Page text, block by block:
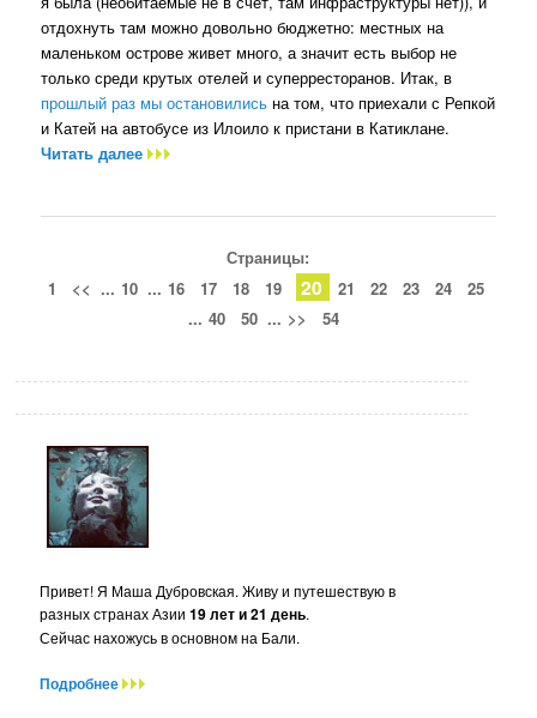
отдохнуть там можно довольно бюджетно: местных на
маленьком острове живет много, а значит есть выбор не
только среди крутых отелей и суперресторанов. Итак, в
прошлый раз мы остановились на том, что приехали с Репкой
и Катей на автобусе из Илоило к пристани в Катиклане.
Читать далее
Страницы:
1
<< ... 10 ... 16 17 18 19 20 21 22 23 24
25
... 40 50 ... >> 54
Привет! Я Маша Дубровская. Живу и путешествую в
разных странах Азии19 лет и 21 день.
Сейчас нахожусь в основном на Бали.
Подробнее